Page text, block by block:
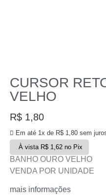
CURSOR
VELHO
R$ 1,80
Em até 1x de R$ 1,80 sem
À vista R$1,62 no Pix
BANHO OURO VELHO
VENDA POR UNIDADE
mais informações